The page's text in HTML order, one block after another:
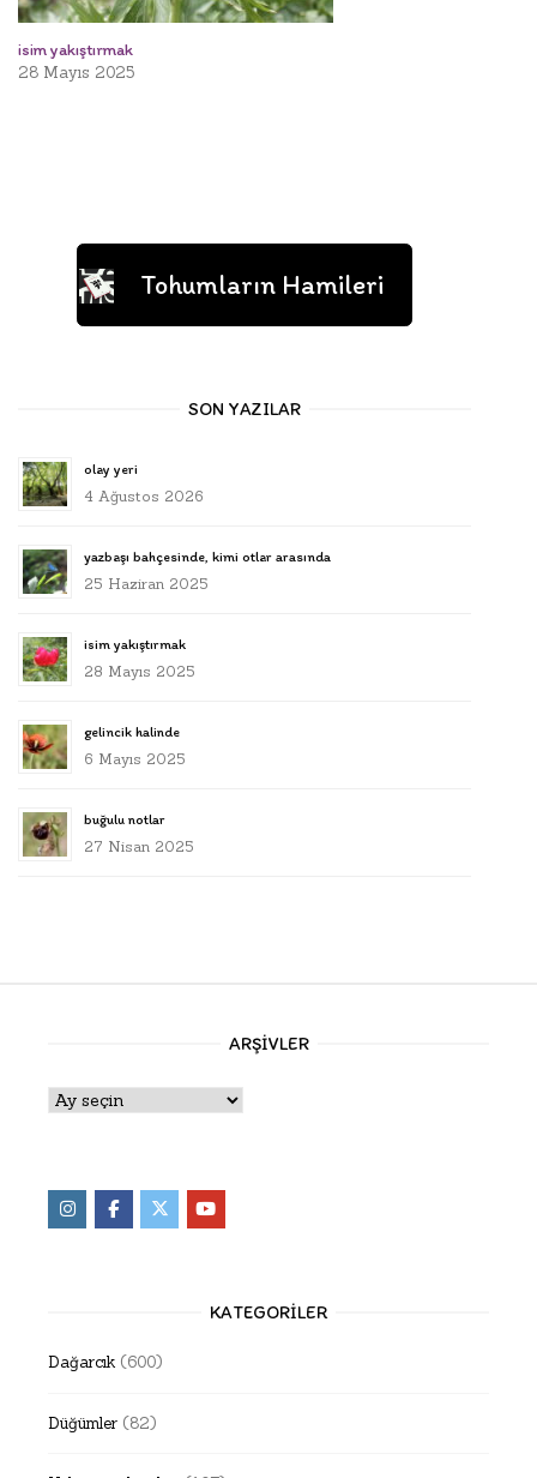
isim yakıştırmak
28 Mayıs 2025
Tohumların Hamileri
SON YAZILAR
olay yeri
4 Ağustos 2026
yazbaşı bahçesinde, kimi otlar arasında
25 Haziran 2025
isim yakıştırmak
28 Mayıs 2025
gelincik halinde
6 Mayıs 2025
buğulu notlar
27 Nisan 2025
ARŞIVLER
Arşivler
KATEGORILER
Dağarcık (600)
Düğümler (82)